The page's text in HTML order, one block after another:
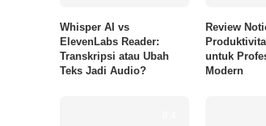
Whisper AI vs
ElevenLabs Reader:
Transkripsi atau Ubah
Teks Jadi Audio?
Review
untuk
Modern